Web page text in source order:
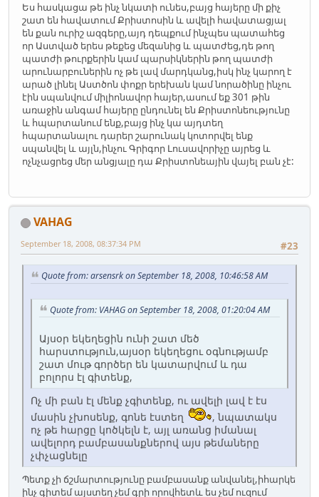
Ես հասկացա թե ինչ նկատի ունես,բայց հայերը մի քիչ
շատ են հավատում Քրիստոսին և ավելի հավատացյալ
են քան ուրիշ ազգերը,այդ դեպքում ինչպես պատահեց
որ Աստված երես թեքեց մեզանից և պատժեց,դե թող
պատժի թուրքերին կամ պարսիկներին թող պատժի
արունարբուներին ոչ թե լավ մարդկանց,իսկ ինչ կարող է
արած լինել Աստծոն փոքր երեխան կամ նորածինը ինչու
էին սպանվում միլիոնավոր հայեր,ասում եք 301 թին
առաջին անգամ հայերը ընդունել են Քրիստոնեությունը
և հպարտանում ենք,բայց ինչ կա այդտեղ
հպարտանալու դարեր շարունակ կոտորվել ենք
սպանվել և այլն,ինչու Գրիգոր Լուսավորիչը այրեց և
ոչնչացրեց մեր անցյալը դա Քրիստոնեային վայել բան չէ:
VAHAG
#23
September 18, 2008, 08:37:34 PM
Quote from: arsensrk on September 18, 2008, 10:46:58 AM
Quote from: VAHAG on September 18, 2008, 01:20:04 AM
Այսօր եկեղեցին ունի շատ մեծ
հարստություն,այսօր եկեղեցու օգնությամբ
շատ մութ գործեր են կատարվում և դա
բոլորս էլ գիտենք,
Ոչ մի բան էլ մենք չգիտենք, ու ավելի լավ է էս
մասին չխոսենք, գոնե էստեղ
, նպատակս
ոչ թե հարցը կոծկելն է, այլ առանց իմանալ
ավելորդ բամբասանքներով այս թեմաները
չփչացնելը
Պետք չի ճշմարտությունը բամբասանք անվանել,իհարկե
ինչ գիտեմ այստեղ չեմ գրի որովհետև ես չեմ ուզում